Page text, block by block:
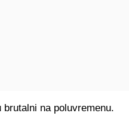
na poluvremenu.